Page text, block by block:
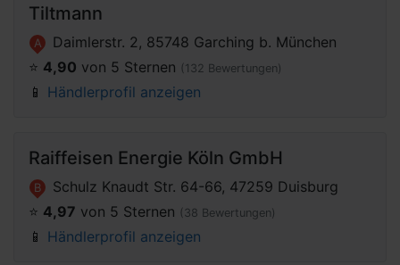
Tiltmann
A
Daimlerstr. 2, 85748 Garching b. München
⭐️ 4,90 von 5 Sternen (132 Bewertungen)
📱 Händlerprofil anzeigen
Raiffeisen Energie Köln GmbH
B
Schulz Knaudt Str. 64-66, 47259 Duisburg
⭐️ 4,97 von 5 Sternen (38 Bewertungen)
📱 Händlerprofil anzeigen